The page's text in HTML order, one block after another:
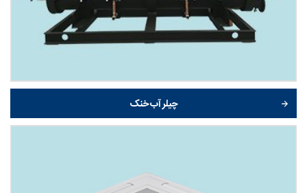
چیلر آب خنک